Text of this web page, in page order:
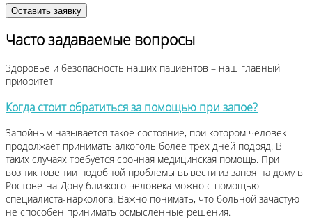
Часто задаваемые вопросы
Здоровье и безопасность наших пациентов – наш главный
приоритет
Когда стоит обратиться за помощью при запое?
Запойным называется такое состояние, при котором человек
продолжает принимать алкоголь более трех дней подряд. В
таких случаях требуется срочная медицинская помощь. При
возникновении подобной проблемы вывести из запоя на дому в
Ростове-на-Дону близкого человека можно с помощью
специалиста-нарколога. Важно понимать, что больной зачастую
не способен принимать осмысленные решения.